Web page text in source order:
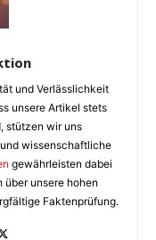
und Verlässlichkeit
unsere Artikel stets
stützen wir uns
wissenschaftliche
gewährleisten dabei
unsere hohen
Faktenprüfung.